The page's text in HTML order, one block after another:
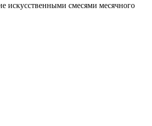
искусственными смесями месячного